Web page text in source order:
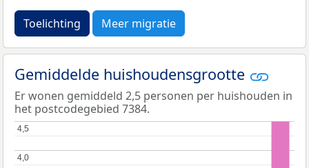
Toelichting Meer migratie
Gemiddelde huishoudensgrootte
Er wonen gemiddeld 2,5 personen per huishouden in
het postcodegebied 7384.
4,0
4,0
4,5
4,5